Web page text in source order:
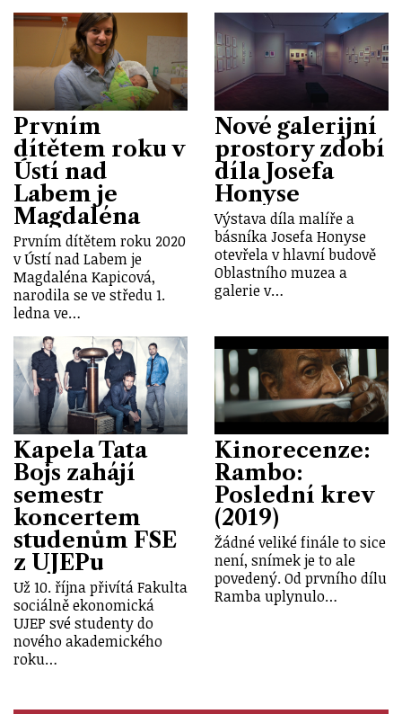
Prvním
dítětem roku v
Ústí nad
Labem je
Magdaléna
Prvním dítětem roku 2020
v Ústí nad Labem je
Magdaléna Kapicová,
narodila se ve středu 1.
ledna ve…
Nové galerijní
prostory zdobí
díla Josefa
Honyse
Výstava díla malíře a
básníka Josefa Honyse
otevřela v hlavní budově
Oblastního muzea a
galerie v…
Kapela Tata
Bojs zahájí
semestr
koncertem
studenům FSE
z UJEPu
Už 10. října přivítá Fakulta
sociálně ekonomická
UJEP své studenty do
nového akademického
roku…
Kinorecenze:
Rambo:
Poslední krev
(2019)
Žádné veliké finále to sice
není, snímek je to ale
povedený. Od prvního dílu
Ramba uplynulo…